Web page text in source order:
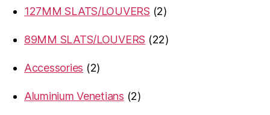
127MM SLATS/LOUVERS 22
89MM SLATS/LOUVERS
2222
Accessories
22
Aluminium Venetians
22